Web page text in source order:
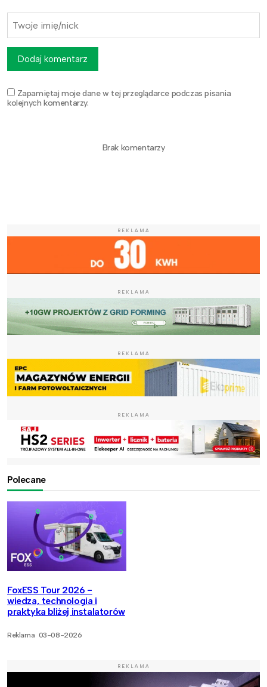
Zapamiętaj moje dane w tej przeglądarce podczas pisania
kolejnych komentarzy.
Dodaj komentarz
Brak komentarzy
REKLAMA
REKLAMA
REKLAMA
REKLAMA
Polecane
FoxESS Tour 2026 -
wiedza, technologia i
praktyka bliżej instalatorów
Reklama 03-08-2026
REKLAMA